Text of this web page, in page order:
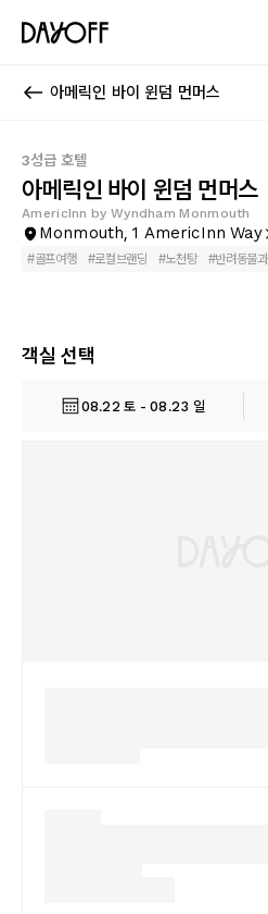
아메릭인 바이 윈덤 먼머스
3성급 호텔
아메릭인 바이 윈덤 먼머스
AmericInn by Wyndham Monmouth
Monmouth, 1 AmericInn Way
#골프여행 #로컬브랜딩 #노천탕 #반려동물
객실 선택
08.22 토 - 08.23 일